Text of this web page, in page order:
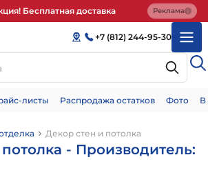
Бесплатная доставка Реклама
+7 (812) 244-95-30
листы Распродажа остатков Фото
Декор стен и потолка
- Производитель: